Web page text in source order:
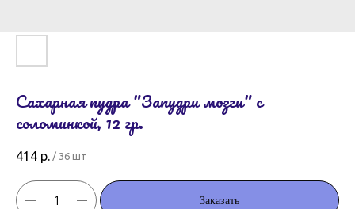
Сахарная пудра "Запудри мозги" с
соломинкой, 12 гр.
414 р. / 36 шт
Заказать